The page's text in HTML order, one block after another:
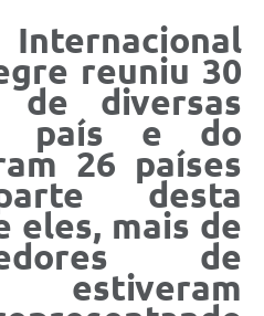
reuniu 30
diversas
país e do
26 países
desta
eles, mais de
de
estiveram